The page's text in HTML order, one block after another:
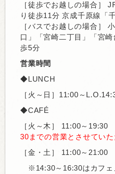
［徒歩でお越しの場合］
り徒歩11分 京成千原線「
［バスでお越しの場合］
口」「宮崎二丁目」「宮
歩5分
営業時間
◆LUNCH
［火～日］11:00～
◆CAFÉ
［火～木］
11:00～19:30
30までの営業とさせてい
［金・土］
11:00～21:00
※14:30～16:30はカフェ